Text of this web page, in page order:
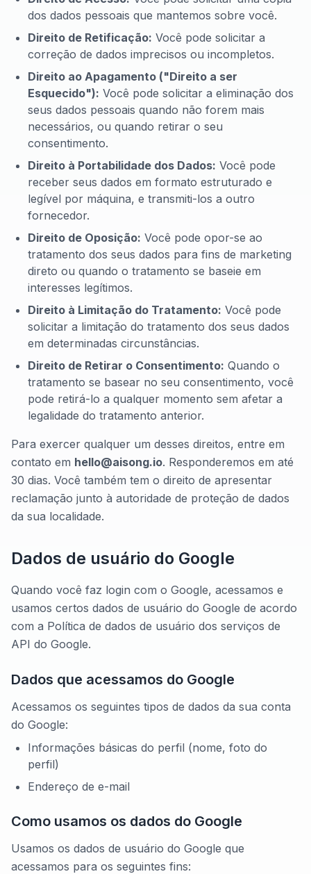
dos dados pessoais que mantemos sobre você.
Direito de Retificação: Você pode solicitar a
correção de dados imprecisos ou incompletos.
Direito ao Apagamento ("Direito a ser
Esquecido"): Você pode solicitar a eliminação dos
seus dados pessoais quando não forem mais
necessários, ou quando retirar o seu
consentimento.
Direito à Portabilidade dos Dados: Você pode
receber seus dados em formato estruturado e
legível por máquina, e transmiti-los a outro
fornecedor.
Direito de Oposição: Você pode opor-se ao
tratamento dos seus dados para fins de marketing
direto ou quando o tratamento se baseie em
interesses legítimos.
Direito à Limitação do Tratamento: Você pode
solicitar a limitação do tratamento dos seus dados
em determinadas circunstâncias.
Direito de Retirar o Consentimento: Quando o
tratamento se basear no seu consentimento, você
pode retirá-lo a qualquer momento sem afetar a
legalidade do tratamento anterior.
Para exercer qualquer um desses direitos, entre em
contato em hello@aisong.io. Responderemos em até
30 dias. Você também tem o direito de apresentar
reclamação junto à autoridade de proteção de dados
da sua localidade.
Dados de usuário do Google
Quando você faz login com o Google, acessamos e
usamos certos dados de usuário do Google de acordo
com a Política de dados de usuário dos serviços de
API do Google.
Dados que acessamos do Google
Acessamos os seguintes tipos de dados da sua conta
do Google:
Informações básicas do perfil (nome, foto do
perfil)
Endereço de e-mail
Como usamos os dados do Google
Usamos os dados de usuário do Google que
acessamos para os seguintes fins: